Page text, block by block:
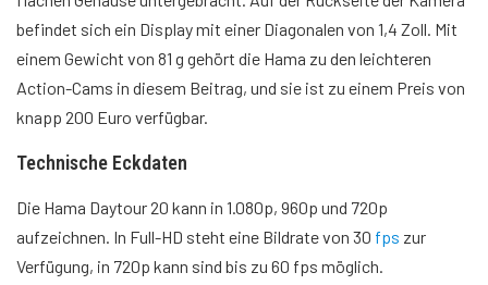
befindet sich ein Display mit einer Diagonalen von 1,4 Zoll. Mit
einem Gewicht von 81 g gehört die Hama zu den leichteren
Action-Cams in diesem Beitrag, und sie ist zu einem Preis von
knapp 200 Euro verfügbar.
Technische Eckdaten
Die Hama Daytour 20 kann in 1.080p, 960p und 720p
aufzeichnen. In Full-HD steht eine Bildrate von 30 fps zur
Verfügung, in 720p kann sind bis zu 60 fps möglich.